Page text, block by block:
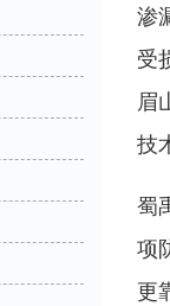
渗
受
眉
技
蜀
项
更